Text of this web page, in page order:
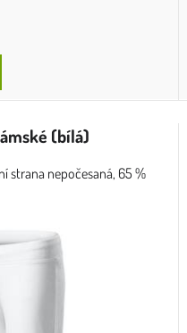
(bílá)
strana nepočesaná, 65 %